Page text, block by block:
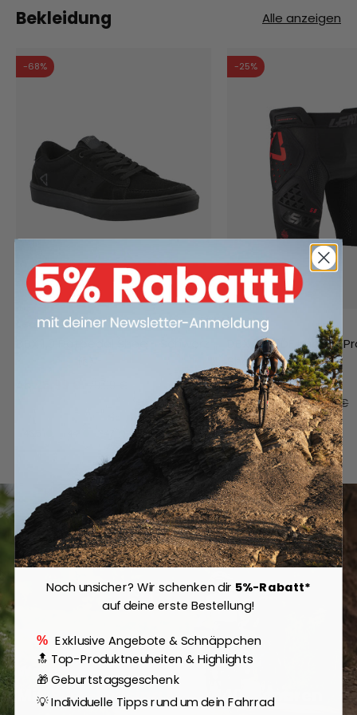
Bekleidung Alle anzeigen
-68%
Leatt
-25%
Leatt
DBX 5.0 3DF Impact
Shorts - Schwarz
★★★★★ (1)
Ab104,90 € 139,95 €
S M mehr
Warum kaufen?
MitBike-Leasingbis zu 40% sparen
Noch unsicher? Wir schenken dir 5%-Rabatt*
auf deine erste Bestellung!
%Exklusive Angebote & Schnäppchen
🔝 Top-Produktneuheiten & Highlights
🎁 Geburtstagsgeschenk
💡 Individuelle Tipps rund um dein Fahrrad